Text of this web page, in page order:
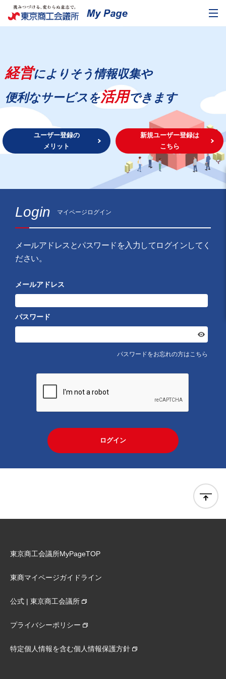
経営によりそう情報収集や
便利なサービスを活用できます
ユーザー登録の
メリット
新規ユーザー登録は
こちら
Login マイページログイン
メールアドレスとパスワードを入力してログインしてく
ださい。
メールアドレス
パスワード
パスワードをお忘れの方はこちら
ログイン
東京商工会議所MyPageTOP
東商マイページガイドライン
公式 | 東京商工会議所
プライバシーポリシー
特定個人情報を含む個人情報保護方針